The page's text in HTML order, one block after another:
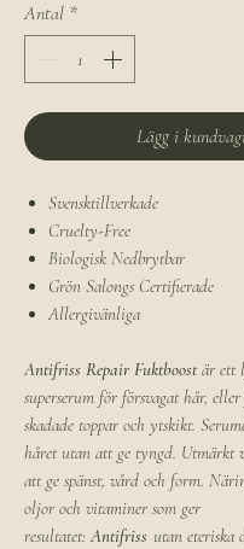
Antal *
Lägg i
Svensktillverkade
Cruelty-Free
Biologisk Nedbrytbar
Grön Salongs Certifierade
Allergivänliga
Antifriss Repair Fuktboostär ett
superserum för försvagat hår,
skadade toppar och ytskikt.
håret utan att ge tyngd.
att ge spänst, vård och form.
oljor och vitaminer som ger
resultatet: Antifriss utan eteriska